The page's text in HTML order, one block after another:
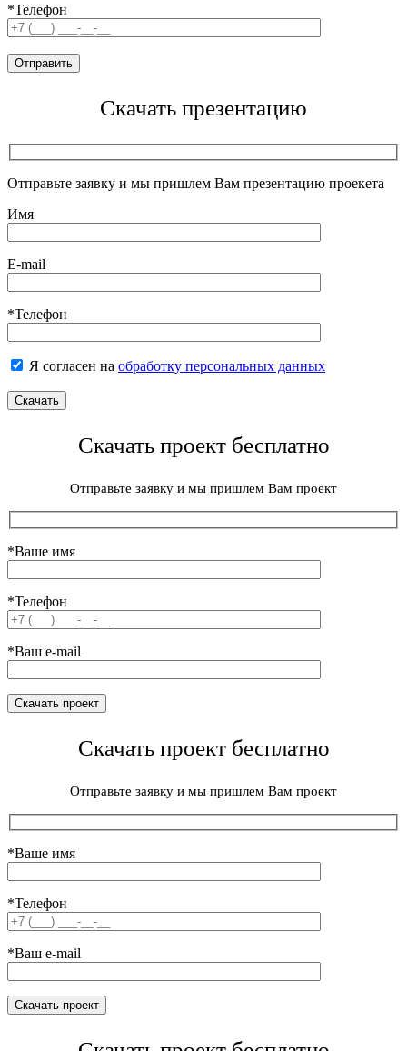
*Телефон
Скачать презентацию
Отправьте заявку и мы пришлем Вам презентацию проекета
Имя
E-mail
*Телефон
Я согласен на обработку персональных данных
Скачать проект бесплатно
Отправьте заявку и мы пришлем Вам проект
*Ваше имя
*Телефон
*Ваш e-mail
Скачать проект бесплатно
Отправьте заявку и мы пришлем Вам проект
*Ваше имя
*Телефон
*Ваш e-mail